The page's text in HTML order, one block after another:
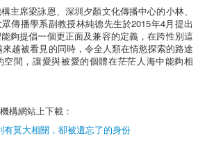
主席梁詠恩、深圳夕顏文化傳播中心的小林、
傳播學系副教授林純德先生於2015年4月提出
夠提倡一個更正面及兼容的定義，在跨性別這
越被看見的同時，令全人類在情慾探索的路途
間，讓愛與被愛的個體在茫茫人海中能夠相
構網站上下載：
有莫大相關，卻被遺忘了的身份